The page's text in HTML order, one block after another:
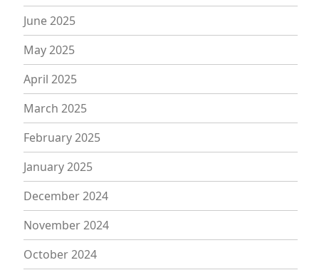
June 2025
May 2025
April 2025
March 2025
February 2025
January 2025
December 2024
November 2024
October 2024